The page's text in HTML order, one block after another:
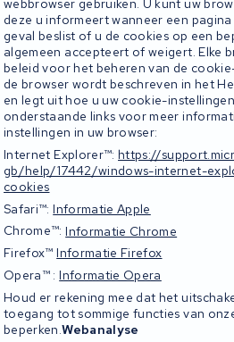
webbrowser gebruiken. U kunt uw
deze u informeert wanneer een
geval beslist of u de cookies op een
algemeen accepteert of weigert. Elke
beleid voor het beheren van de
de browser wordt beschreven in het
en legt uit hoe u uw cookie-
onderstaande links voor meer
instellingen in uw browser:
Internet Explorer™:https://
gb/help/17442/windows-internet-
cookies
Safari™:Informatie Apple
Chrome™:Informatie Chrome
Firefox™Informatie Firefox
Opera™ :Informatie Opera
Houd er rekening mee dat het
toegang tot sommige functies van
beperken.Webanalyse